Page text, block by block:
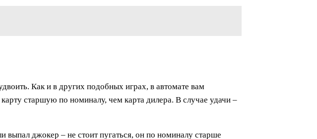
Как и в других подобных играх, в автомате вам
старшую по номиналу, чем карта дилера. В случае удачи –
выпал джокер – не стоит пугаться, он по номиналу старше